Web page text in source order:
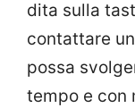
dita sulla
contattare
possa
tempo e con